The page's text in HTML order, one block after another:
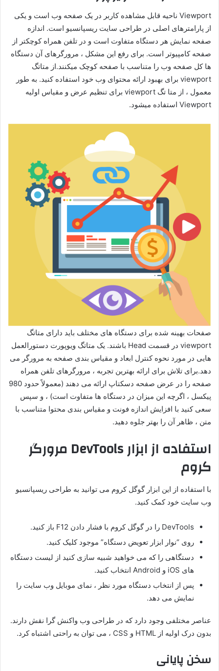
Viewport ناحیه قابل مشاهده کاربر در یک صفحه وب است و یکی
از پارامترهای اصلی در طراحی سایت ریسپانسیو است. اندازه
صفحه نمایش هر دستگاه متفاوت است و در تلفن همراه کوچکتر از
صفحه کامپیوتر است. برای رفع این مشکل ، مرورگرهای آن دستگاه
ها کل صفحه وب را متناسب با صفحه کوچک میکنند.از متاتگ
viewport برای بهبود ارائه محتوای وب خود استفاده کنید. به طور
معمول ، از متا تگ viewport برای تنظیم عرض و مقیاس اولیه
Viewport استفاده میشود.
صفحات بهینه شده برای دستگاه های مختلف باید دارای متاتگ
viewport در قسمت Head باشند. یک متاتگ ویوپورت دستورالعمل
هایی در مورد نحوه کنترل ابعاد و مقیاس بندی صفحه به مرورگر می
دهد.برای تلاش برای ارائه بهترین تجربه ، مرورگرهای تلفن همراه
صفحه را در عرض صفحه دسکتاپ ارائه می دهند (معمولاً حدود 980
پیکسل ، اگرچه این میزان در دستگاه ها متفاوت است) ، و سپس
سعی کنید با افزایش اندازه فونت و مقیاس بندی محتوا متناسب با
متن ، ظاهر آن را بهتر جلوه دهید.
استفاده از ابزار DevTools مرورگر
کروم
با استفاده از این ابزار گوگل کروم می توانید به طراحی ریسپانسیو
وب سایت خود کمک کنید.
DevTools را در گوگل کروم با فشار دادن F12 باز کنید.
روی “نوار ابزار تعویض دستگاه” موجود کلیک کنید.
دستگاهی را که می خواهید شبیه سازی کنید از لیست دستگاه
های iOS و Android انتخاب کنید.
پس از انتخاب دستگاه مورد نظر ، نمای موبایل وب سایت را
نمایش می دهد.
عناصر مختلفی وجود دارد که در طراحی وب واکنش گرا نقش دارند.
بدون درک اولیه از HTML و CSS ، می توان به راحتی اشتباه کرد.
سخن پایانی